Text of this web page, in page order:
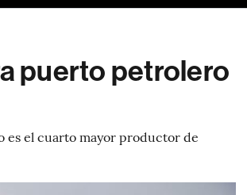
puerto petrolero
es el cuarto mayor productor de